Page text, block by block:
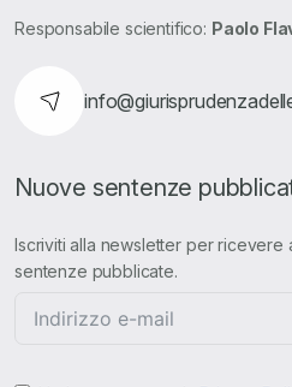
Responsabile scientifico: Paolo
Nuove sentenze
Iscriviti alla newsletter per ricevere
sentenze pubblicate.